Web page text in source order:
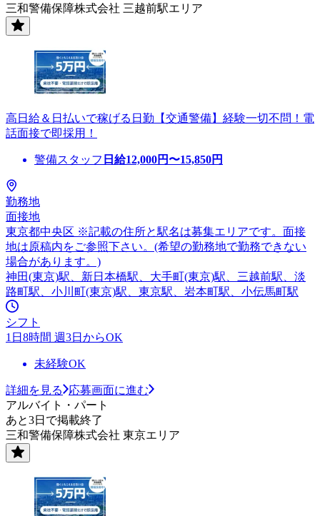
三和警備保障株式会社 三越前駅エリア
高日給＆日払いで稼げる日勤【交通警備】経験一切不問！電
話面接で即採用！
警備スタッフ 日給12,000円〜15,850円
勤務地
面接地
東京都中央区 ※記載の住所と駅名は募集エリアです。面接
地は原稿内をご参照下さい。(希望の勤務地で勤務できない
場合があります。)
神田(東京)駅、新日本橋駅、大手町(東京)駅、三越前駅、淡
路町駅、小川町(東京)駅、東京駅、岩本町駅、小伝馬町駅
シフト
1日8時間 週3日からOK
未経験OK
詳細を見る
応募画面に進む
アルバイト・パート
あと3日で掲載終了
三和警備保障株式会社 東京エリア